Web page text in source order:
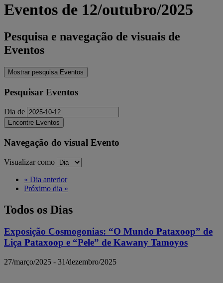
Eventos de 12/outubro/2025
Pesquisa e navegação de visuais de
Eventos
Mostrar pesquisa Eventos
Pesquisar Eventos
Dia de
Navegação do visual Evento
Visualizar como
« Dia anterior
Próximo dia »
Todos os Dias
Exposição Cosmogonias: “O Mundo Pataxoop” de
Liça Pataxoop e “Pele” de Kawany Tamoyos
27/março/2025 - 31/dezembro/2025